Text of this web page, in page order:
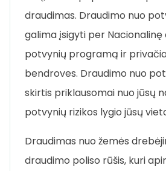
draudimas. Draudimo nuo
galima įsigyti per Nacionalinę
potvynių programą ir
bendroves. Draudimo nuo
skirtis priklausomai nuo jūsų
potvynių rizikos lygio jūsų
Draudimas nuo žemės
draudimo poliso rūšis, kuri